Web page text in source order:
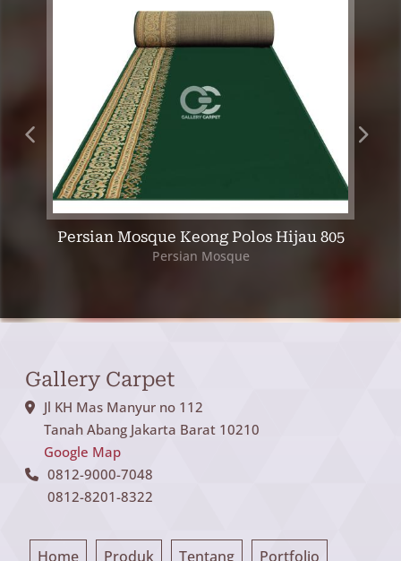
Persian Mosque Keong Polos Hijau 805
Persian Mosque
Gallery Carpet
Jl KH Mas Manyur no 112
Tanah Abang Jakarta Barat 10210
Google Map
0812-9000-7048
0812-8201-8322
Home Produk Tentang Portfolio